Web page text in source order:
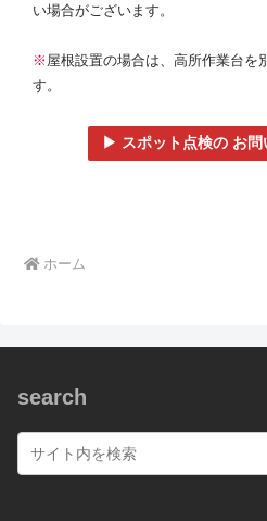
い場合がございます。
※ 屋根設置の場合は、高所作業台を
す。
▶ スポット点検の お問
ホーム
search